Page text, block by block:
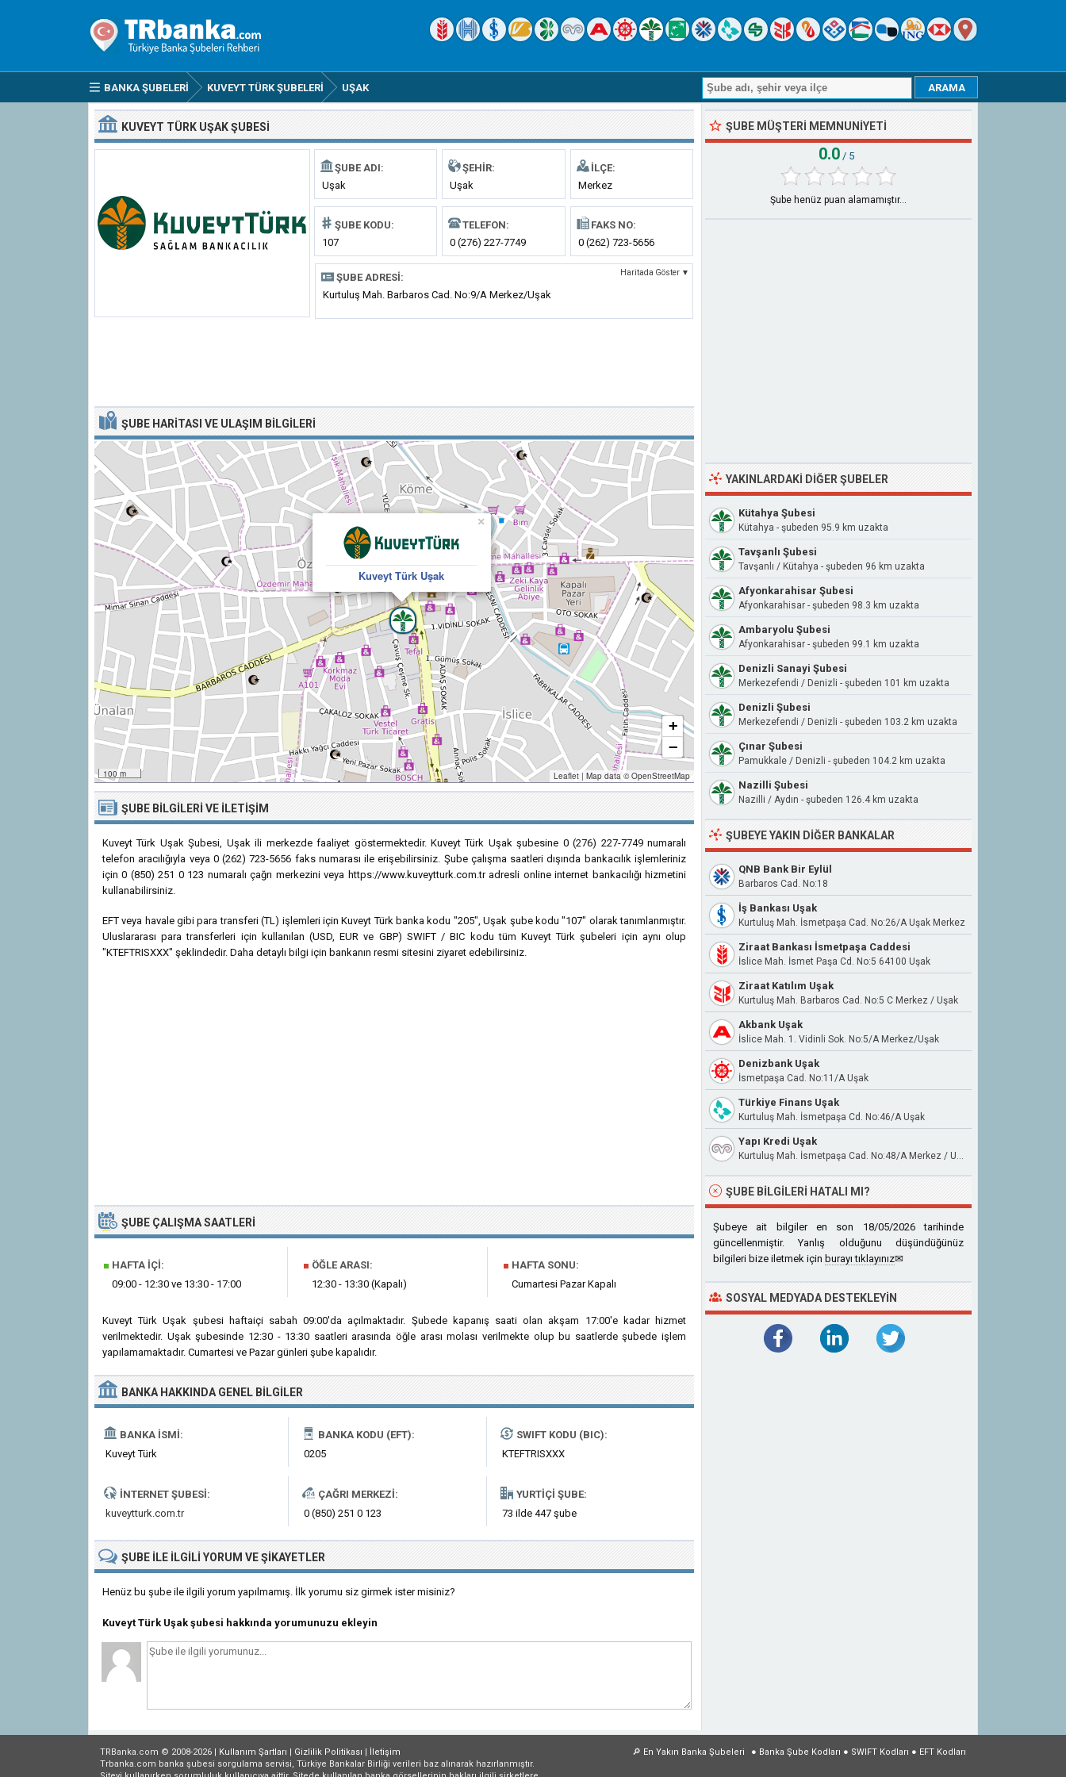
BANKA ŞUBELERI KUVEYT TÜRK ŞUBELERI UŞAK
KUVEYT TÜRK UŞAK ŞUBESI
ŞUBE ADI:
Uşak
ŞEHIR:
Uşak
İLÇE:
Merkez
ŞUBE KODU:
107
TELEFON:
0 (276) 227-7749
FAKS NO:
0 (262) 723-5656
ŞUBE ADRESI: Haritada Göster ▼
Kurtuluş Mah. Barbaros Cad. No:9/A Merkez/Uşak
ŞUBE HARITASI VE ULAŞIM BILGILERI
Kuveyt Türk Uşak
×
100 m
+
−
Leaflet | Map data © OpenStreetMap
ŞUBE BILGILERI VE İLETIŞIM
Kuveyt Türk Uşak Şubesi, Uşak ili merkezde faaliyet göstermektedir. Kuveyt Türk Uşak şubesine 0 (276) 227-7749 numaralı
telefon aracılığıyla veya 0 (262) 723-5656 faks numarası ile erişebilirsiniz. Şube çalışma saatleri dışında bankacılık işlemleriniz
için 0 (850) 251 0 123 numaralı çağrı merkezini veya https://www.kuveytturk.com.tr adresli online internet bankacılığı hizmetini
kullanabilirsiniz.
EFT veya havale gibi para transferi (TL) işlemleri için Kuveyt Türk banka kodu "205", Uşak şube kodu "107" olarak tanımlanmıştır.
Uluslararası para transferleri için kullanılan (USD, EUR ve GBP) SWIFT / BIC kodu tüm Kuveyt Türk şubeleri için aynı olup
"KTEFTRISXXX" şeklindedir. Daha detaylı bilgi için bankanın resmi sitesini ziyaret edebilirsiniz.
ŞUBE ÇALIŞMA SAATLERI
■ HAFTA İÇI:
09:00 - 12:30 ve 13:30 - 17:00
■ ÖĞLE ARASI:
12:30 - 13:30 (Kapalı)
■ HAFTA SONU:
Cumartesi Pazar Kapalı
Kuveyt Türk Uşak şubesi haftaiçi sabah 09:00'da açılmaktadır. Şubede kapanış saati olan akşam 17:00'e kadar hizmet
verilmektedir. Uşak şubesinde 12:30 - 13:30 saatleri arasında öğle arası molası verilmekte olup bu saatlerde şubede işlem
yapılamamaktadır. Cumartesi ve Pazar günleri şube kapalıdır.
BANKA HAKKINDA GENEL BILGILER
BANKA İSMI:
Kuveyt Türk
BANKA KODU (EFT):
0205
SWIFT KODU (BIC):
KTEFTRISXXX
İNTERNET ŞUBESI:
kuveytturk.com.tr
ÇAĞRI MERKEZI:
0 (850) 251 0 123
YURTIÇI ŞUBE:
73 ilde 447 şube
ŞUBE ILE İLGILIYORUM VE ŞIKAYETLER
Henüz bu şube ile ilgili yorum yapılmamış. İlk yorumu siz girmek ister misiniz?
Kuveyt Türk Uşak şubesi hakkında yorumunuzu ekleyin
ŞUBE MÜŞTERI MEMNUNIYETI
0.0 / 5
Şube henüz puan alamamıştır...
YAKINLARDAKI DIĞER ŞUBELER
Kütahya Şubesi
Kütahya - şubeden 95.9 km uzakta
Tavşanlı Şubesi
Tavşanlı / Kütahya - şubeden 96 km uzakta
Afyonkarahisar Şubesi
Afyonkarahisar - şubeden 98.3 km uzakta
Ambaryolu Şubesi
Afyonkarahisar - şubeden 99.1 km uzakta
Denizli Sanayi Şubesi
Merkezefendi / Denizli - şubeden 101 km uzakta
Denizli Şubesi
Merkezefendi / Denizli - şubeden 103.2 km uzakta
Çınar Şubesi
Pamukkale / Denizli - şubeden 104.2 km uzakta
Nazilli Şubesi
Nazilli / Aydın - şubeden 126.4 km uzakta
ŞUBEYE YAKIN DIĞER BANKALAR
QNB Bank Bir Eylül
Barbaros Cad. No:18
İş Bankası Uşak
Kurtuluş Mah. İsmetpaşa Cad. No:26/A Uşak Merkez
Ziraat Bankası İsmetpaşa Caddesi
İslice Mah. İsmet Paşa Cd. No:5 64100 Uşak
Ziraat Katılım Uşak
Kurtuluş Mah. Barbaros Cad. No:5 C Merkez / Uşak
Akbank Uşak
İslice Mah. 1. Vidinli Sok. No:5/A Merkez/Uşak
Denizbank Uşak
İsmetpaşa Cad. No:11/A Uşak
Türkiye Finans Uşak
Kurtuluş Mah. İsmetpaşa Cd. No:46/A Uşak
Yapı Kredi Uşak
Kurtuluş Mah. İsmetpaşa Cad. No:48/A Merkez / Uşak
ŞUBE BILGILERI HATALI MI?
Şubeye ait bilgiler en son 18/05/2026 tarihinde
güncellenmiştir. Yanlış olduğunu düşündüğünüz
bilgileri bize iletmek için burayı tıklayınız✉
SOSYAL MEDYADA DESTEKLEYIN
● Banka Şube Kodları ● SWIFT Kodları ● EFT Kodları
🔎 En Yakın Banka Şubeleri
TRBanka.com © 2008-2026 | Kullanım Şartları | Gizlilik Politikası | İletişim
Trbanka.com banka şubesi sorgulama servisi, Türkiye Bankalar Birliği verileri baz alınarak hazırlanmıştır.